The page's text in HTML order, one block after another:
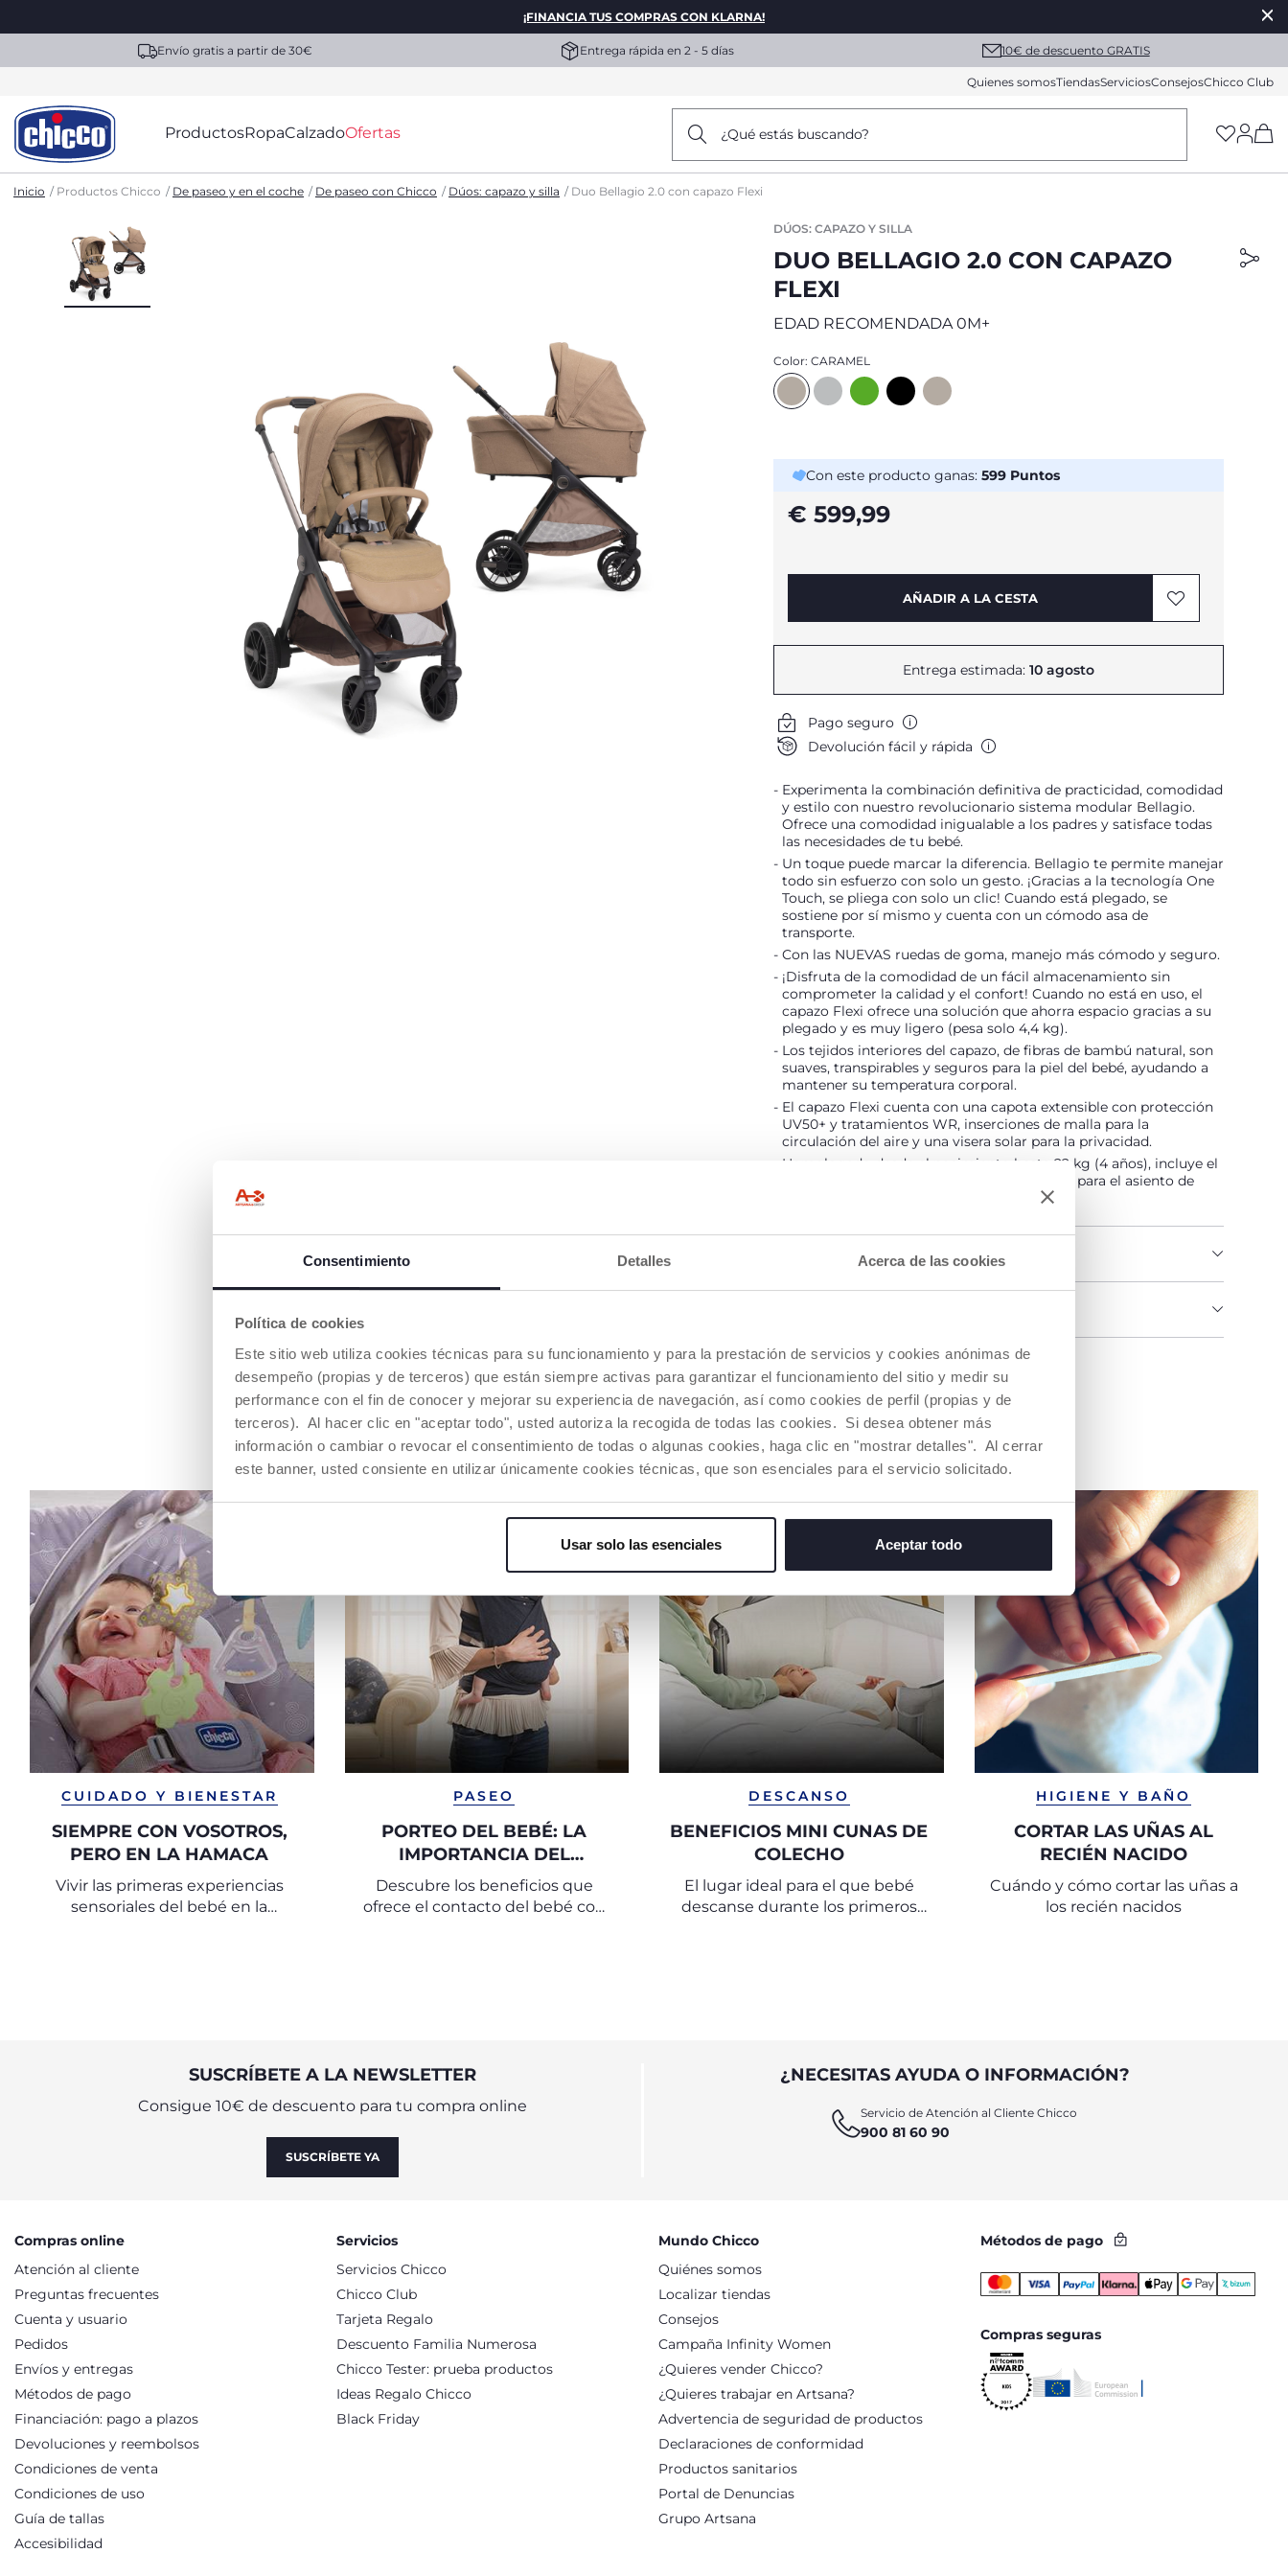
Consentimiento Detalles Acerca de las cookies
Política de cookies
Este sitio web utiliza cookies técnicas para su funcionamiento y para la prestación de servicios y cookies anónimas de
desempeño (propias y de terceros) que están siempre activas para garantizar el funcionamiento del sitio y medir su
performance con el fin de conocer y mejorar su experiencia de navegación, así como cookies de perfil (propias y de
terceros). Al hacer clic en "aceptar todo", usted autoriza la recogida de todas las cookies. Si desea obtener más
información o cambiar o revocar el consentimiento de todas o algunas cookies, haga clic en "mostrar detalles". Al cerrar
este banner, usted consiente en utilizar únicamente cookies técnicas, que son esenciales para el servicio solicitado.
Usar solo las esenciales Aceptar todo
¡FINANCIA TUS COMPRAS CON KLARNA!
Envío gratis a partir de 30€ Entrega rápida en 2 - 5 días 10€ de descuento GRATIS
Quienes somosTiendasServiciosConsejosChicco Club
ProductosRopaCalzadoOfertas ¿Qué estás buscando?
Inicio Productos Chicco De paseo y en el coche De paseo con Chicco Dúos: capazo y silla Duo Bellagio 2.0 con capazo Flexi
DÚOS: CAPAZO Y SILLA
DUO BELLAGIO 2.0 CON CAPAZO
FLEXI
EDAD RECOMENDADA 0M+
Color: CARAMEL
Con este producto ganas: 599 Puntos
€ 599,99
AÑADIR A LA CESTA
Entrega estimada: 10 agosto
Pago seguro
Devolución fácil y rápida
Experimenta la combinación definitiva de practicidad, comodidad
y estilo con nuestro revolucionario sistema modular Bellagio.
Ofrece una comodidad inigualable a los padres y satisface todas
las necesidades de tu bebé.
Un toque puede marcar la diferencia. Bellagio te permite manejar
todo sin esfuerzo con solo un gesto. ¡Gracias a la tecnología One
Touch, se pliega con solo un clic! Cuando está plegado, se
sostiene por sí mismo y cuenta con un cómodo asa de
transporte.
Con las NUEVAS ruedas de goma, manejo más cómodo y seguro.
¡Disfruta de la comodidad de un fácil almacenamiento sin
comprometer la calidad y el confort! Cuando no está en uso, el
capazo Flexi ofrece una solución que ahorra espacio gracias a su
plegado y es muy ligero (pesa solo 4,4 kg).
Los tejidos interiores del capazo, de fibras de bambú natural, son
suaves, transpirables y seguros para la piel del bebé, ayudando a
mantener su temperatura corporal.
El capazo Flexi cuenta con una capota extensible con protección
UV50+ y tratamientos WR, inserciones de malla para la
circulación del aire y una visera solar para la privacidad.
Homologado desde el nacimiento hasta 22 kg (4 años), incluye el
cochecito, el capazo Flexi y los adaptadores para el asiento de
DETALLES DEL PRODUCTO
Buscar una tienda
NUESTRO CONSEJOS
CUIDADO Y BIENESTAR
SIEMPRE CON VOSOTROS,
PERO EN LA HAMACA
Vivir las primeras experiencias
sensoriales del bebé en la
PASEO
PORTEO DEL BEBÉ: LA
IMPORTANCIA DEL
CONTACTO CON LOS
PADRES
Descubre los beneficios que
ofrece el contacto del bebé con
DESCANSO
BENEFICIOS MINI CUNAS DE
COLECHO
El lugar ideal para el que bebé
descanse durante los primeros
HIGIENE Y BAÑO
CORTAR LAS UÑAS AL
RECIÉN NACIDO
Cuándo y cómo cortar las uñas a
los recién nacidos
SUSCRÍBETE A LA NEWSLETTER
Consigue 10€ de descuento para tu compra online
SUSCRÍBETE YA
¿NECESITAS AYUDA O INFORMACIÓN?
Servicio de Atención al Cliente Chicco
900 81 60 90
Compras online
Atención al cliente
Preguntas frecuentes
Cuenta y usuario
Pedidos
Envíos y entregas
Métodos de pago
Financiación: pago a plazos
Devoluciones y reembolsos
Condiciones de venta
Condiciones de uso
Guía de tallas
Accesibilidad
Servicios
Servicios Chicco
Chicco Club
Tarjeta Regalo
Descuento Familia Numerosa
Chicco Tester: prueba productos
Ideas Regalo Chicco
Black Friday
Mundo Chicco
Quiénes somos
Localizar tiendas
Consejos
Campaña Infinity Women
¿Quieres vender Chicco?
¿Quieres trabajar en Artsana?
Advertencia de seguridad de productos
Declaraciones de conformidad
Productos sanitarios
Portal de Denuncias
Grupo Artsana
Métodos de pago
Compras seguras